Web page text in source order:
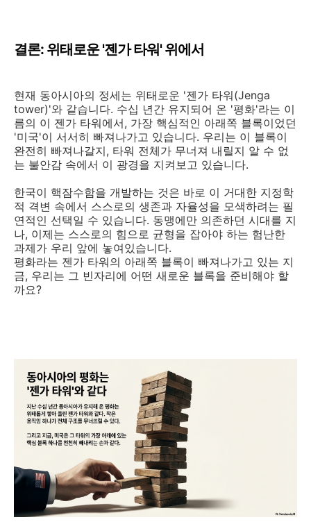
결론: 위태로운 '젠가 타워' 위에서
현재 동아시아의 정세는 위태로운 '젠가 타워(Jenga
tower)'와 같습니다. 수십 년간 유지되어 온 '평화'라는 이
름의 이 젠가 타워에서, 가장 핵심적인 아래쪽 블록이었던
'미국'이 서서히 빠져나가고 있습니다. 우리는 이 블록이
완전히 빠져나갈지, 타워 전체가 무너져 내릴지 알 수 없
는 불안감 속에서 이 광경을 지켜보고 있습니다.
한국이 핵잠수함을 개발하는 것은 바로 이 거대한 지정학
적 격변 속에서 스스로의 생존과 자율성을 모색하려는 필
연적인 선택일 수 있습니다. 동맹에만 의존하던 시대를 지
나, 이제는 스스로의 힘으로 균형을 잡아야 하는 험난한
과제가 우리 앞에 놓여있습니다.
평화라는 젠가 타워의 아래쪽 블록이 빠져나가고 있는 지
금, 우리는 그 빈자리에 어떤 새로운 블록을 준비해야 할
까요?